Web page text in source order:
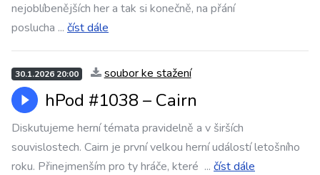
nejoblíbenějších her a tak si konečně, na přání
poslucha ... číst dále
30.1.2026 20:00 soubor ke stažení
hPod #1038 – ⁠⁠⁠⁠⁠⁠Cairn
Diskutujeme herní témata pravidelně a v širších
souvislostech. Cairn je první velkou herní událostí letošního
roku. Přinejmenším pro ty hráče, které ... číst dále